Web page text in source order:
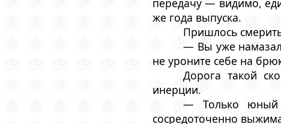
передачу — видимо,
же года выпуска.
Пришлось
— Вы уже
не уроните себе на
Дорога такой
инерции.
— Только юный
сосредоточенно